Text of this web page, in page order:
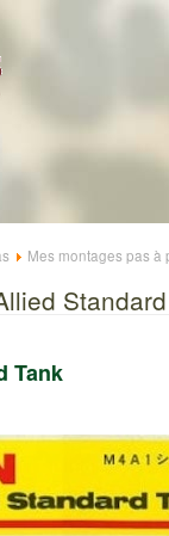
Mes montages pas à
Tank